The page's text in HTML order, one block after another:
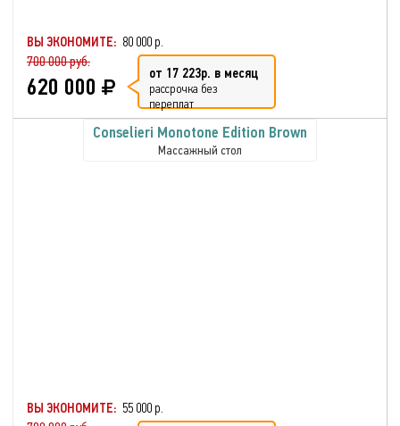
ВЫ ЭКОНОМИТЕ: 80 000 р.
700 000 руб.
620 000 от 17 223р. в месяц
рассрочка без
переплат
Conselieri Monotone Edition Brown
Массажный стол
ВЫ ЭКОНОМИТЕ: 55 000 р.